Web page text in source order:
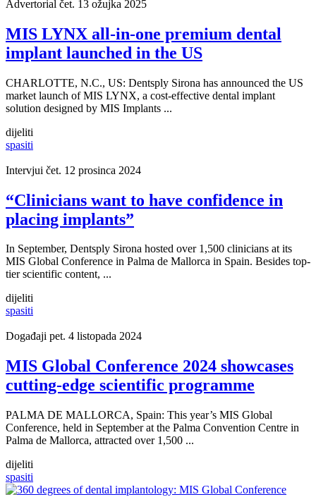
Advertorial čet. 13 ožujka 2025
MIS LYNX all-in-one premium dental
implant launched in the US
CHARLOTTE, N.C., US: Dentsply Sirona has announced the US
market launch of MIS LYNX, a cost-effective dental implant
solution designed by MIS Implants ...
dijeliti
spasiti
Intervjui čet. 12 prosinca 2024
“Clinicians want to have confidence in
placing implants”
In September, Dentsply Sirona hosted over 1,500 clinicians at its
MIS Global Conference in Palma de Mallorca in Spain. Besides top-
tier scientific content, ...
dijeliti
spasiti
Događaji pet. 4 listopada 2024
MIS Global Conference 2024 showcases
cutting-edge scientific programme
PALMA DE MALLORCA, Spain: This year’s MIS Global
Conference, held in September at the Palma Convention Centre in
Palma de Mallorca, attracted over 1,500 ...
dijeliti
spasiti